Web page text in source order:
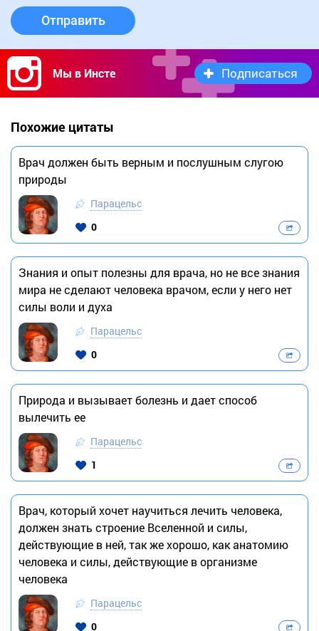
Отправить
Мы в Инсте Подписаться
Похожие цитаты
Врач должен быть верным и послушным слугою
природы
Парацельс
0
Знания и опыт полезны для врача, но не все знания
мира не сделают человека врачом, если у него нет
силы воли и духа
Парацельс
0
Природа и вызывает болезнь и дает способ
вылечить ее
Парацельс
1
Врач, который хочет научиться лечить человека,
должен знать строение Вселенной и силы,
действующие в ней, так же хорошо, как анатомию
человека и силы, действующие в организме
человека
Парацельс
0